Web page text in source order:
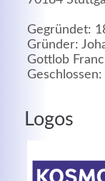
Gegründet:
Gründer:
Gottlob
Geschlossen:
Logos